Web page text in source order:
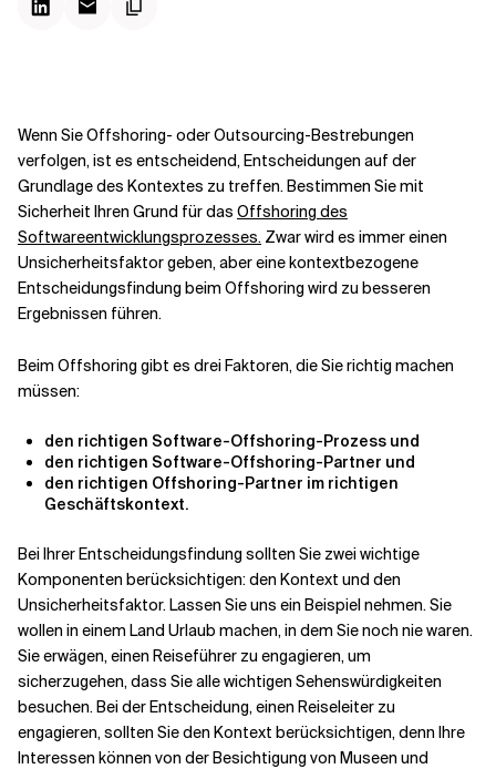
Verwandte Themen
Wenn Sie Offshoring- oder Outsourcing-Bestrebungen
verfolgen, ist es entscheidend, Entscheidungen auf der
Grundlage des Kontextes zu treffen. Bestimmen Sie mit
Sicherheit Ihren Grund für das Offshoring des
Softwareentwicklungsprozesses. Zwar wird es immer einen
Unsicherheitsfaktor geben, aber eine kontextbezogene
Entscheidungsfindung beim Offshoring wird zu besseren
Ergebnissen führen.
Beim Offshoring gibt es drei Faktoren, die Sie richtig machen
müssen:
den richtigen Software-Offshoring-Prozess und
den richtigen Software-Offshoring-Partner und
den richtigen Offshoring-Partner im richtigen
Geschäftskontext.
Bei Ihrer Entscheidungsfindung sollten Sie zwei wichtige
Komponenten berücksichtigen: den Kontext und den
Unsicherheitsfaktor. Lassen Sie uns ein Beispiel nehmen. Sie
wollen in einem Land Urlaub machen, in dem Sie noch nie waren.
Sie erwägen, einen Reiseführer zu engagieren, um
sicherzugehen, dass Sie alle wichtigen Sehenswürdigkeiten
besuchen. Bei der Entscheidung, einen Reiseleiter zu
engagieren, sollten Sie den Kontext berücksichtigen, denn Ihre
Interessen können von der Besichtigung von Museen und